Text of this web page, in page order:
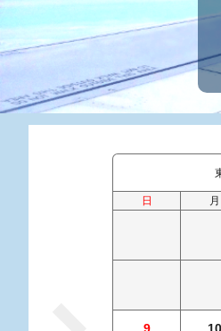
日 月
9
10